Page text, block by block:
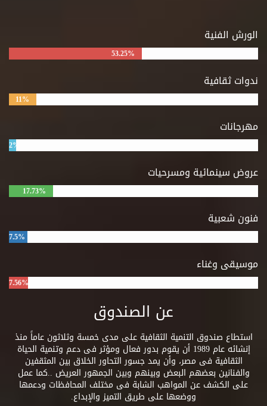
الورش الفنية
53.25%
ندوات ثقافية
11%
مهرجانات
2%
عروض سينمائية ومسرحيات
17.73%
فنون شعبية
7.5%
موسيقى وغناء
7.56%
عن الصندوق
استطاع صندوق التنمية الثقافية على مدى خمسة وثلاثون عاماً منذ
إنشائه عام 1989 أن يقوم بدور فعال ومؤثر فى دعم وتنمية الحياة
الثقافية فى مصر، وأن يمد جسور التحاور الخلاق بين المثقفين
والفنانين بعضهم البعض وبينهم وبين الجمهور العريض ..كما عمل
على الكشف عن المواهب الشابة فى مختلف المحافظات ودعمها
ووضعها على طريق التميز والإبداع.